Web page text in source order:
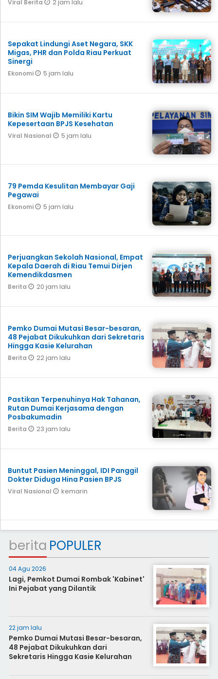
Viral Berita 2 jam lalu
Sepakat Lindungi Aset Negara, SKK
Migas, PHR dan Polda Riau Perkuat
Sinergi
Ekonomi 5 jam lalu
Bikin SIM Wajib Memiliki Kartu
Kepesertaan BPJS Kesehatan
Viral Nasional 5 jam lalu
79 Pemda Kesulitan Membayar Gaji
Pegawai
Ekonomi 5 jam lalu
Perjuangkan Sekolah Nasional, Empat
Kepala Daerah di Riau Temui Dirjen
Kemendikdasmen
Berita 20 jam lalu
Pemko Dumai Mutasi Besar-besaran,
48 Pejabat Dikukuhkan dari Sekretaris
Hingga Kasie Kelurahan
Berita 22 jam lalu
Pastikan Terpenuhinya Hak Tahanan,
Rutan Dumai Kerjasama dengan
Posbakumadin
Berita 23 jam lalu
Buntut Pasien Meninggal, IDI Panggil
Dokter Diduga Hina Pasien BPJS
Viral Nasional kemarin
berita POPULER
04 Agu 2026
Lagi, Pemkot Dumai Rombak 'Kabinet'
Ini Pejabat yang Dilantik
22 jam lalu
Pemko Dumai Mutasi Besar-besaran,
48 Pejabat Dikukuhkan dari
Sekretaris Hingga Kasie Kelurahan